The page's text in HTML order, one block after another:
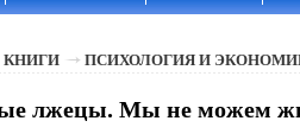
КНИГИ ПСИХОЛОГИЯ И
лжецы. Мы не можем